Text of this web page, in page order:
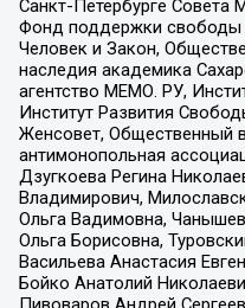
Санкт-Петербурге Совета
Фонд поддержки свободы
Человек и Закон,
наследия академика
агентство МЕМО. РУ,
Институт Развития
Женсовет, Общественный
антимонопольная
Дзугкоева Регина
Владимирович,
Ольга Вадимовна,
Ольга Борисовна,
Васильева Анастасия
Бойко Анатолий